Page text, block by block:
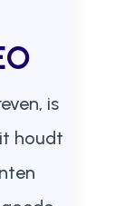
is
houdt